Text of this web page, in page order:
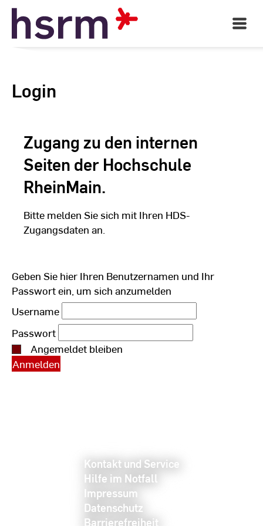
Skip
Content
Open
Main
Login
Zugang zu den internen
Seiten der Hochschule
RheinMain.
Bitte melden Sie sich mit Ihren HDS-
Zugangsdaten an.
Geben Sie hier Ihren Benutzernamen und Ihr
Passwort ein, um sich anzumelden
Username
Passwort
Angemeldet bleiben
Kontakt und Service
Hilfe im Notfall
Impressum
Datenschutz
Barrierefreiheit